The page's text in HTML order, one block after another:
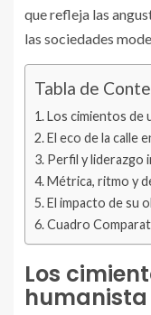
que refleja las
las sociedades
Tabla de
Los cimientos de
El eco de la calle
Perfil y liderazgo
Métrica, ritmo y
El impacto de su
Cuadro
Los
humanista